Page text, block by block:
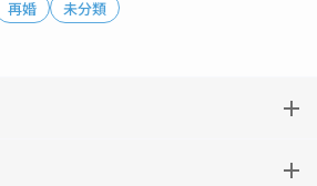
再婚 未分類